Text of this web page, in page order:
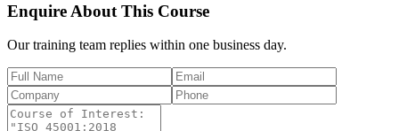
Enquire About This Course
Our training team replies within one business day.